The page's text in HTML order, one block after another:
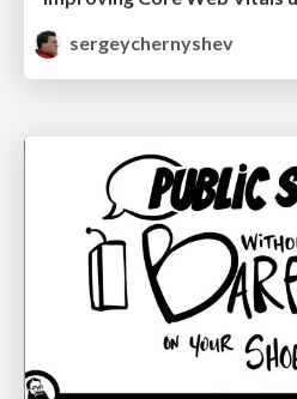
sergeychernyshev